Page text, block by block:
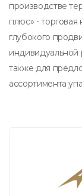
производстве
плюс» -
глубокого
индивидуальной
также для
ассортимента